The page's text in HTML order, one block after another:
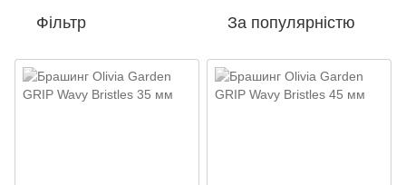
Фільтр За популярністю